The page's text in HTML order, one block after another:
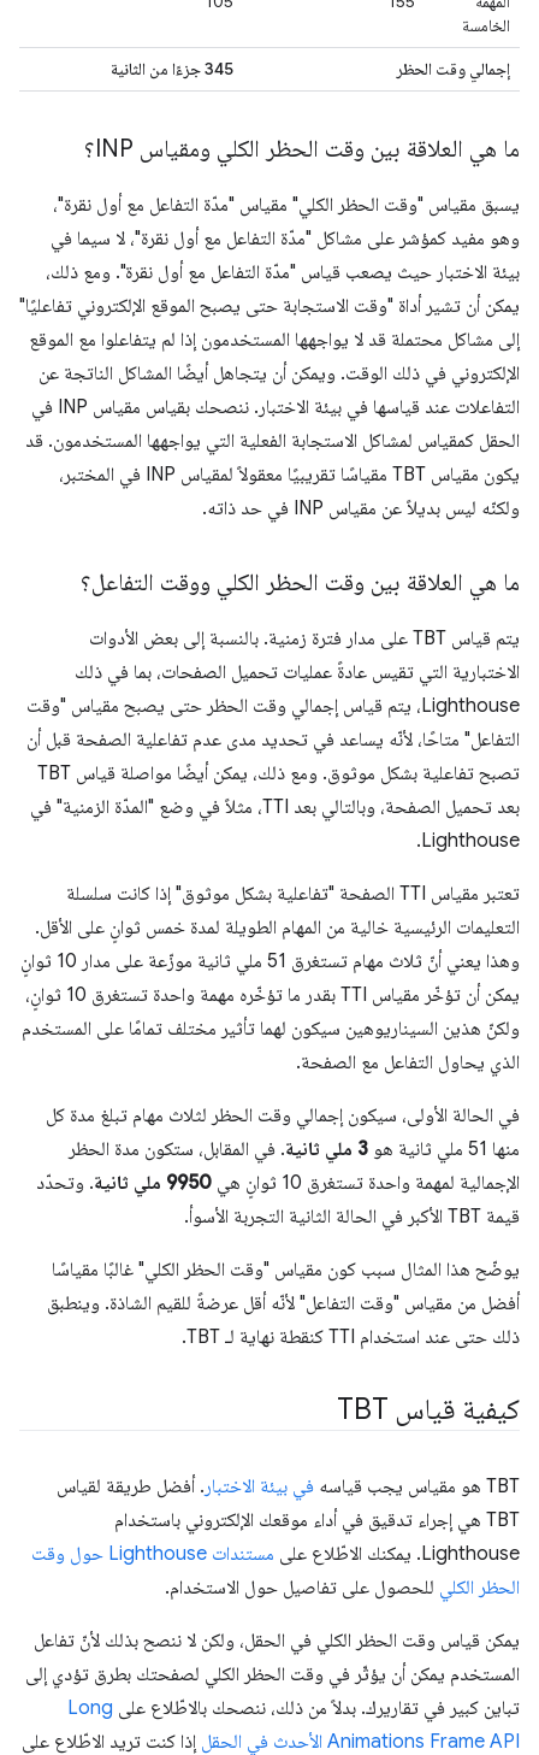
الخامسة
إجمالي وقت الحظر 345 جزءًا من الثانية
ما هي العلاقة بين وقت الحظر الكلي ومقياس INP؟
يسبق مقياس "وقت الحظر الكلي" مقياس "مدّة التفاعل مع أول نقرة"،
وهو مفيد كمؤشر على مشاكل "مدّة التفاعل مع أول نقرة"، لا سيما في
بيئة الاختبار حيث يصعب قياس "مدّة التفاعل مع أول نقرة". ومع ذلك،
يمكن أن تشير أداة "وقت الاستجابة حتى يصبح الموقع الإلكتروني تفاعليًا"
إلى مشاكل محتملة قد لا يواجهها المستخدمون إذا لم يتفاعلوا مع الموقع
الإلكتروني في ذلك الوقت. ويمكن أن يتجاهل أيضًا المشاكل الناتجة عن
التفاعلات عند قياسها في بيئة الاختبار. ننصحك بقياس مقياس INP في
الحقل كمقياس لمشاكل الاستجابة الفعلية التي يواجهها المستخدمون. قد
يكون مقياس TBT مقياسًا تقريبيًا معقولاً لمقياس INP في المختبر،
ولكنّه ليس بديلاً عن مقياس INP في حد ذاته.
ما هي العلاقة بين وقت الحظر الكلي ووقت التفاعل؟
يتم قياس TBT على مدار فترة زمنية. بالنسبة إلى بعض الأدوات
الاختبارية التي تقيس عادةً عمليات تحميل الصفحات، بما في ذلك
Lighthouse، يتم قياس إجمالي وقت الحظر حتى يصبح مقياس "وقت
التفاعل" متاحًا، لأنّه يساعد في تحديد مدى عدم تفاعلية الصفحة قبل أن
تصبح تفاعلية بشكل موثوق. ومع ذلك، يمكن أيضًا مواصلة قياس TBT
بعد تحميل الصفحة، وبالتالي بعد TTI، مثلاً في وضع "المدّة الزمنية" في
Lighthouse.
تعتبر مقياس TTI الصفحة "تفاعلية بشكل موثوق" إذا كانت سلسلة
التعليمات الرئيسية خالية من المهام الطويلة لمدة خمس ثوانٍ على الأقل.
وهذا يعني أنّ ثلاث مهام تستغرق 51 ملي ثانية موزّعة على مدار 10 ثوانٍ
يمكن أن تؤخّر مقياس TTI بقدر ما تؤخّره مهمة واحدة تستغرق 10 ثوانٍ،
ولكنّ هذين السيناريوهين سيكون لهما تأثير مختلف تمامًا على المستخدم
الذي يحاول التفاعل مع الصفحة.
في الحالة الأولى، سيكون إجمالي وقت الحظر لثلاث مهام تبلغ مدة كل
منها 51 ملي ثانية هو
3 ملي ثانية
. في المقابل، ستكون مدة الحظر
الإجمالية لمهمة واحدة تستغرق 10 ثوانٍ هي
9950 ملي ثانية
. وتحدّد
قيمة TBT الأكبر في الحالة الثانية التجربة الأسوأ.
يوضّح هذا المثال سبب كون مقياس "وقت الحظر الكلي" غالبًا مقياسًا
أفضل من مقياس "وقت التفاعل" لأنّه أقل عرضةً للقيم الشاذة. وينطبق
ذلك حتى عند استخدام TTI كنقطة نهاية لـ TBT.
كيفية قياس TBT
‫TBT هو مقياس يجب قياسه في بيئة الاختبار . أفضل طريقة لقياس
TBT هي إجراء تدقيق في أداء موقعك الإلكتروني باستخدام
Lighthouse. يمكنك الاطّلاع على
مستندات Lighthouse حول وقت
الحظر الكلي للحصول على تفاصيل حول الاستخدام.
يمكن قياس وقت الحظر الكلي في الحقل، ولكن لا ننصح بذلك لأنّ تفاعل
المستخدم يمكن أن يؤثّر في وقت الحظر الكلي لصفحتك بطرق تؤدي إلى
تباين كبير في تقاريرك. بدلاً من ذلك، ننصحك بالاطّلاع على Long
Animations Frame API الأحدث في الحقل
إذا كنت تريد الاطّلاع على